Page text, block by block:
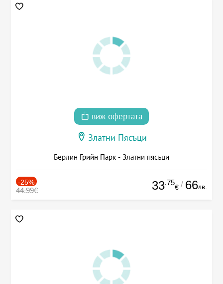
виж офертата
Златни Пясъци
Берлин Грийн Парк - Златни пясъци
-25%
44.99€ 33.75
€ / 66лв.